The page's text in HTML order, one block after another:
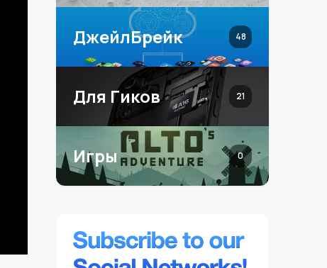
ДжейлБрейк 48
Для Гиков 21
Игры 0